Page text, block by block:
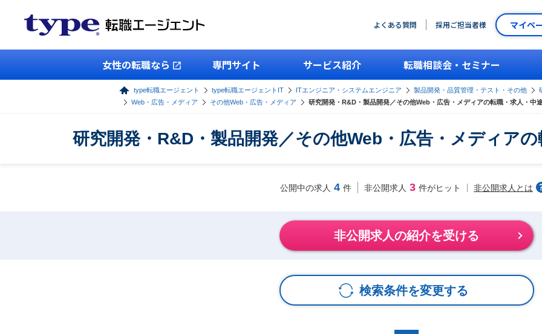
よくある質問 採用ご担当者様 マイペ
女性の転職なら 専門サイト サービス紹介 転職相談会・セミナー
type転職エージェント type転職エージェントIT ITエンジニア・システムエンジニア 製品開発・品質管理・テスト・その他
Web・広告・メディア
その他Web・広告・メディア 研究開発・R&D・製品開発／その他Web・広告・メディアの転職・求人・中
研究開発・R&D・製品開発／その他Web・広告・メディア
公開中の求人 4 件 非公開求人 3 件がヒット 非公開求人とは
非公開求人の紹介を受ける
検索条件を変更する